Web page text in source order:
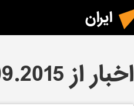
ایران
اخبار از 19.09.2015